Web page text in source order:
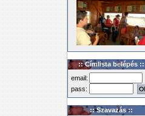
:: Címlista belépés ::
email:
pass:
:: Szavazás ::